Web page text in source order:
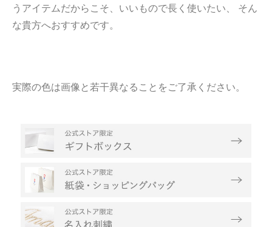
うアイテムだからこそ、いいもので長く使いたい、 そん
な貴方へおすすめです。
実際の色は画像と若干異なることをご了承ください。